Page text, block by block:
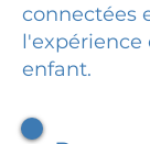
connectées
l'expérience
enfant.